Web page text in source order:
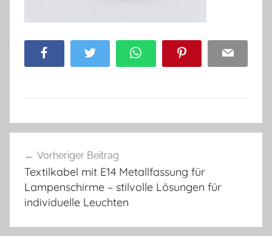
Facebook Twitter WhatsApp Pinterest Email
Vorheriger Beitrag
Textilkabel mit E14 Metallfassung für
Lampenschirme – stilvolle Lösungen für
individuelle Leuchten